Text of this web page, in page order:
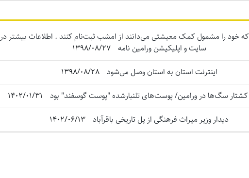
خود را مشمول کمک معیشتی می‌دانند از امشب ثبت‌نام کنند . اطلاعات بیشتر در
سایت و اپلیکیشن ورامین نامه
1398/08/27
اینترنت استان به استان وصل می‌شود
1398/08/28
سگ‌ها در ورامین/ پوست‌های تلنبارشده "‌پوست گوسفند" بود
1402/01/31
دیدار وزیر میراث فرهنگی از پل تاریخی باقرآباد
1402/06/13